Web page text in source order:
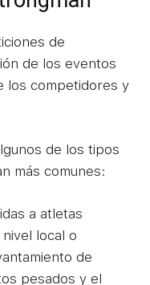
de
de los eventos
los competidores y
de los tipos
más comunes:
a atletas
local o
de
pesados y el